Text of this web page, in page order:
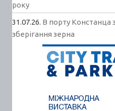
року
31.07.26. В порту Констанца
зберігання зерна